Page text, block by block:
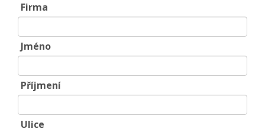
Firma
Jméno
Příjmení
Ulice